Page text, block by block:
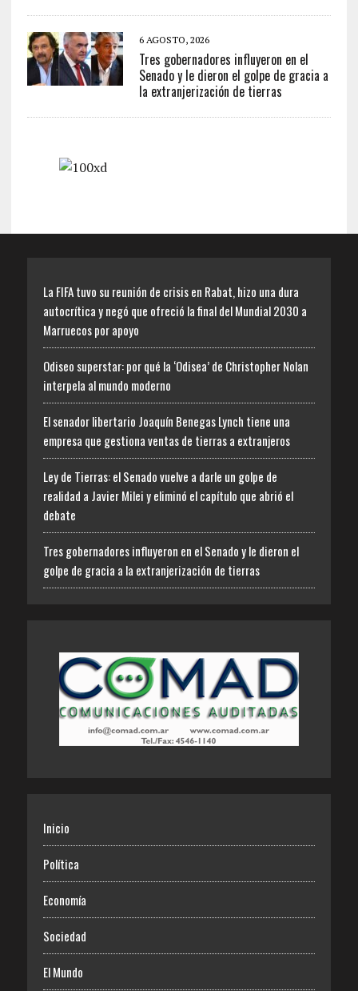
6 AGOSTO, 2026
Tres gobernadores influyeron en el
Senado y le dieron el golpe de gracia a
la extranjerización de tierras
La FIFA tuvo su reunión de crisis en Rabat, hizo una dura
autocrítica y negó que ofreció la final del Mundial 2030 a
Marruecos por apoyo
Odiseo superstar: por qué la ‘Odisea’ de Christopher Nolan
interpela al mundo moderno
El senador libertario Joaquín Benegas Lynch tiene una
empresa que gestiona ventas de tierras a extranjeros
Ley de Tierras: el Senado vuelve a darle un golpe de
realidad a Javier Milei y eliminó el capítulo que abrió el
debate
Tres gobernadores influyeron en el Senado y le dieron el
golpe de gracia a la extranjerización de tierras
Inicio
Política
Economía
Sociedad
El Mundo